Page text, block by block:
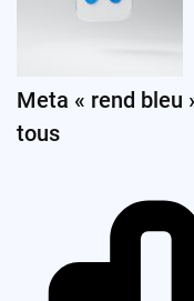
Meta « rend bleu
tous